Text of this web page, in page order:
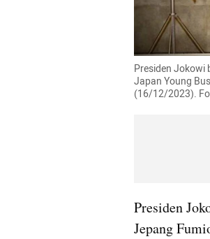
Presiden Jokowi
Japan Young
(16/12/2023).
Presiden
Jepang